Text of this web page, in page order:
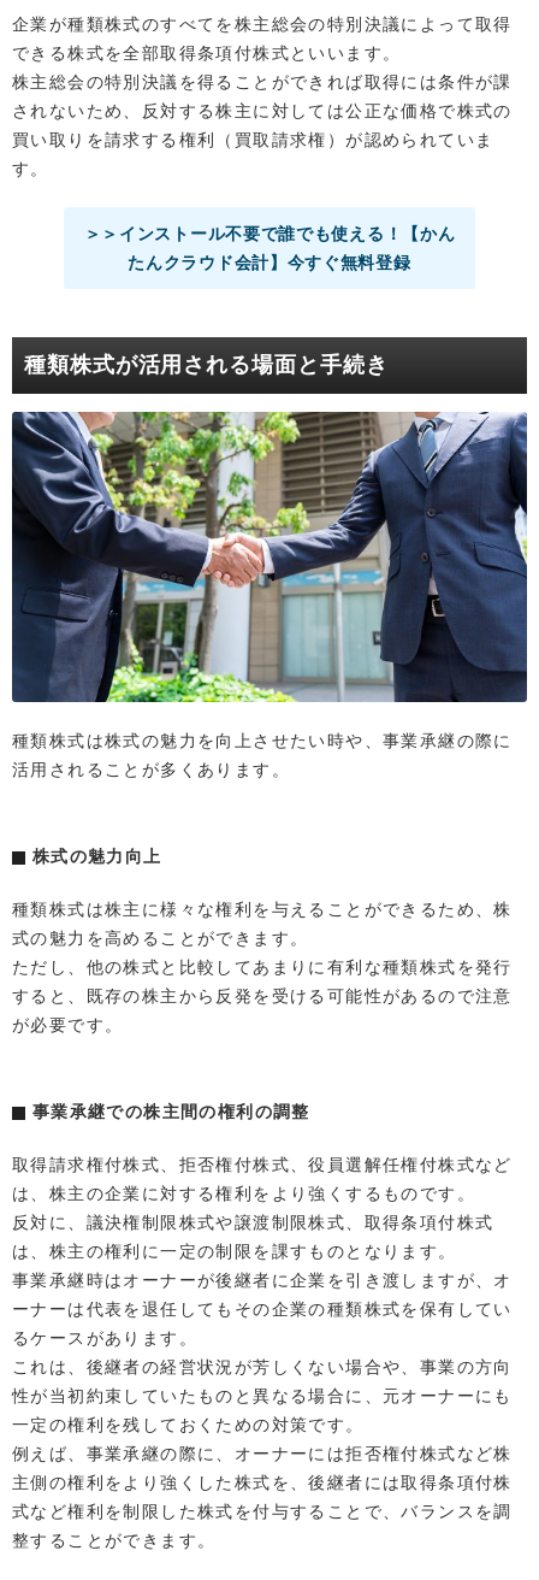
企業が種類株式のすべてを株主総会の特別決議によって取得
できる株式を全部取得条項付株式といいます。
株主総会の特別決議を得ることができれば取得には条件が課
されないため、反対する株主に対しては公正な価格で株式の
買い取りを請求する権利（買取請求権）が認められていま
す。
＞＞インストール不要で誰でも使える！【かん
たんクラウド会計】今すぐ無料登録
種類株式が活用される場面と手続き
種類株式は株式の魅力を向上させたい時や、事業承継の際に
活用されることが多くあります。
株式の魅力向上
種類株式は株主に様々な権利を与えることができるため、株
式の魅力を高めることができます。
ただし、他の株式と比較してあまりに有利な種類株式を発行
すると、既存の株主から反発を受ける可能性があるので注意
が必要です。
事業承継での株主間の権利の調整
取得請求権付株式、拒否権付株式、役員選解任権付株式など
は、株主の企業に対する権利をより強くするものです。
反対に、議決権制限株式や譲渡制限株式、取得条項付株式
は、株主の権利に一定の制限を課すものとなります。
事業承継時はオーナーが後継者に企業を引き渡しますが、オ
ーナーは代表を退任してもその企業の種類株式を保有してい
るケースがあります。
これは、後継者の経営状況が芳しくない場合や、事業の方向
性が当初約束していたものと異なる場合に、元オーナーにも
一定の権利を残しておくための対策です。
例えば、事業承継の際に、オーナーには拒否権付株式など株
主側の権利をより強くした株式を、後継者には取得条項付株
式など権利を制限した株式を付与することで、バランスを調
整することができます。